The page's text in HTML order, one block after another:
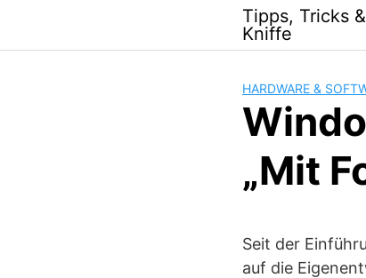
content
Tipps, Tricks &
Kniffe
HARDWARE &
„Mit
Seit der
auf die